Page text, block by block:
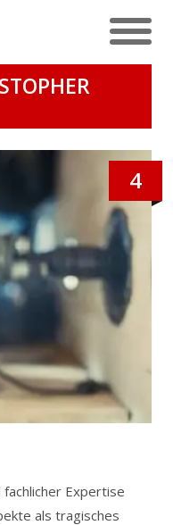
4
Expertise
als tragisches